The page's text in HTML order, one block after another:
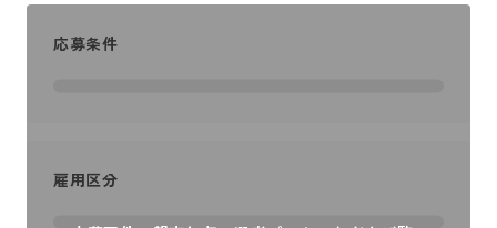
応募条件
雇用区分